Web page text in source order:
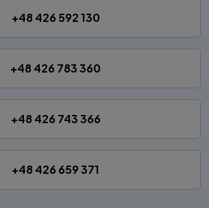
+48 426 592 130
+48 426 783 360
+48 426 743 366
+48 426 659 371